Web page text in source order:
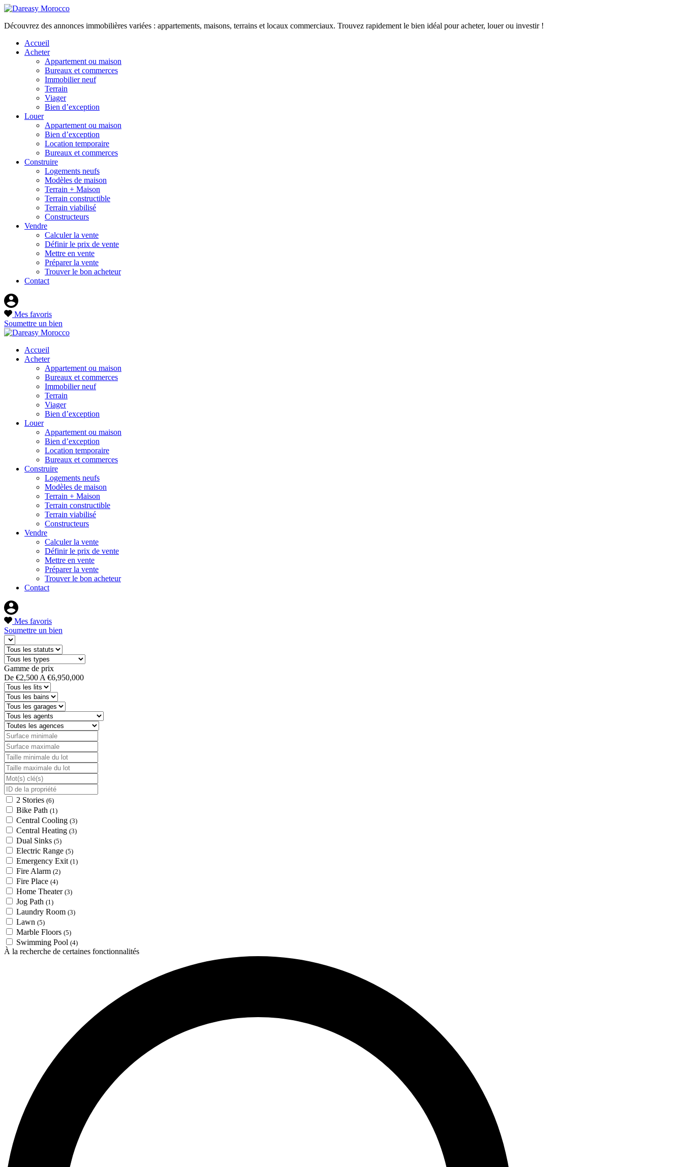
Découvrez des annonces immobilières variées : appartements, maisons, terrains et locaux commerciaux. Trouvez rapidement le bien idéal pour acheter, louer ou investir !
Accueil
Acheter
Appartement ou maison
Bureaux et commerces
Immobilier neuf
Terrain
Viager
Bien d’exception
Louer
Appartement ou maison
Bien d’exception
Location temporaire
Bureaux et commerces
Construire
Logements neufs
Modèles de maison
Terrain + Maison
Terrain constructible
Terrain viabilisé
Constructeurs
Vendre
Calculer la vente
Définir le prix de vente
Mettre en vente
Préparer la vente
Trouver le bon acheteur
Contact
Mes favoris
Soumettre un bien
Accueil
Acheter
Appartement ou maison
Bureaux et commerces
Immobilier neuf
Terrain
Viager
Bien d’exception
Louer
Appartement ou maison
Bien d’exception
Location temporaire
Bureaux et commerces
Construire
Logements neufs
Modèles de maison
Terrain + Maison
Terrain constructible
Terrain viabilisé
Constructeurs
Vendre
Calculer la vente
Définir le prix de vente
Mettre en vente
Préparer la vente
Trouver le bon acheteur
Contact
Mes favoris
Soumettre un bien
Gamme de prix
De €2,500 A €6,950,000
2 Stories (6)
Bike Path (1)
Central Cooling (3)
Central Heating (3)
Dual Sinks (5)
Electric Range (5)
Emergency Exit (1)
Fire Alarm (2)
Fire Place (4)
Home Theater (3)
Jog Path (1)
Laundry Room (3)
Lawn (5)
Marble Floors (5)
Swimming Pool (4)
À la recherche de certaines fonctionnalités